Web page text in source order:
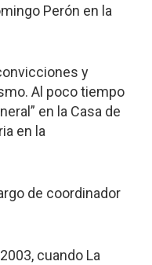
Perón en la
y
Al poco tiempo
en la Casa de
en la
de coordinador
cuando La